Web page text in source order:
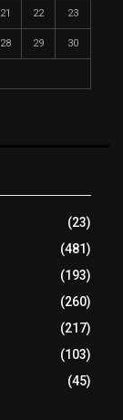
21 22 23
28 29 30
(23)
(481)
(193)
(260)
(217)
(103)
(45)